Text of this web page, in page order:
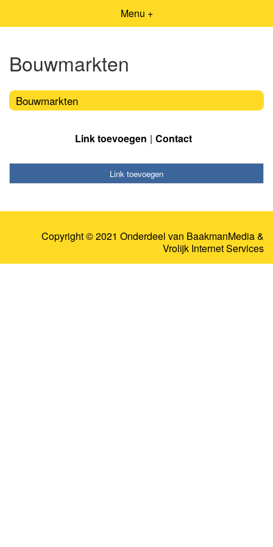
Menu +
Bouwmarkten
Bouwmarkten
Link toevoegen Contact
Link toevoegen
Copyright © 2021 Onderdeel van BaakmanMedia&
Vrolijk Internet Services